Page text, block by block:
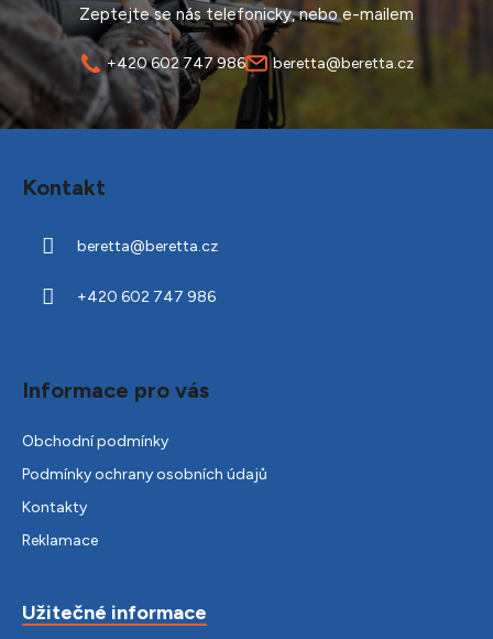
Zeptejte se nás telefonicky, nebo e-mailem
+420 602 747 986 beretta@beretta.cz
Kontakt
beretta@beretta.cz
+420 602 747 986
Informace pro vás
Obchodní podmínky
Podmínky ochrany osobních údajů
Kontakty
Reklamace
Užitečné informace